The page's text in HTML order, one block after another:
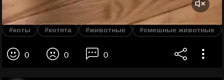
#коты #котята #животные #смешные животные
0 0 0